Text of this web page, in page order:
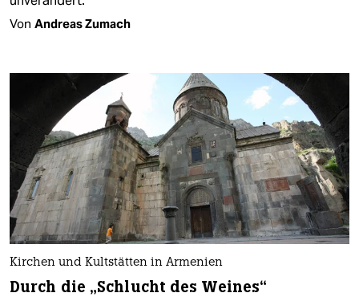
Von Andreas Zumach
Kirchen und Kultstätten in Armenien
Durch die „Schlucht des Weines“